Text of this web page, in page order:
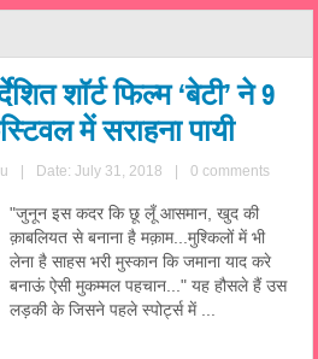
शॉर्ट फिल्म ‘बेटी’ ने 9
में सराहना पायी
Date: July 31, 2018 0 comments
"जुनून इस कदर कि छू लूँ आसमान, खुद की
क़ाबलियत से बनाना है मक़ाम...मुश्किलों में भी
लेना है साहस भरी मुस्कान कि जमाना याद करे
बनाऊं ऐसी मुकम्मल पहचान..." यह हौसले हैं उस
लड़की के जिसने पहले स्पोर्ट्स में ...